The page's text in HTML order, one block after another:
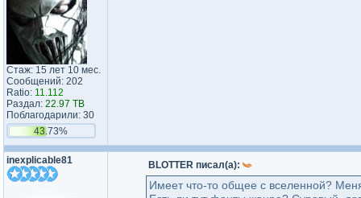
Стаж: 15 лет 10 мес.
Сообщений: 202
Ratio: 11.112
Раздал: 22.97 TB
Поблагодарили: 30
43.73%
inexplicable81 BLOTTER писал(а):
Имеет что-то общее с вселенной?